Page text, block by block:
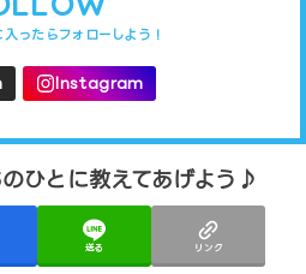
ひとに教えてあげよう♪
送る リンク